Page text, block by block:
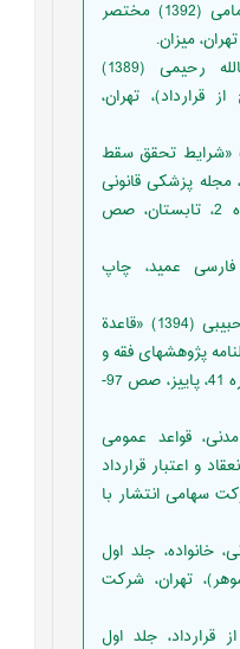
صفایی، سید حسین و اسدالله امامی (1392) مختصر
میزان.
صفایی، سید حسین و حبیب‏الله رحیمی (1389)
قرارداد)، تهران،
محمود و دیگران (1394) «شرایط تحقق سقط
مجله پزشکی قانونی
ایران، دوره بیست¬ویکم، شماره 2، تابستان، صص
فرهنگ فارسی عمید، چاپ
قیاسی، جلال‏الدین و سیده زهرا حبیبی (1394) «قاعدة
پژوهش‏های فقه و
حقوق اسلامی، سال یازدهم، شماره 41، پاییز، صص 97-
حقوق مدنی، قواعد عمومی
و اعتبار قرارداد
سهامی انتشار با
خانواده، جلد اول
تهران، شرکت
از قرارداد، جلد اول